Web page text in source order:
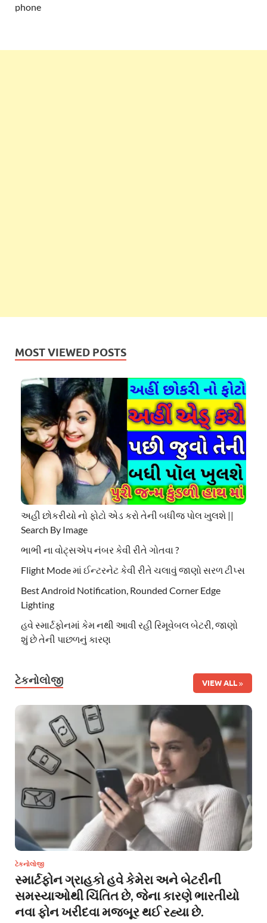
MOST VIEWED POSTS
અહી છોકરીયો નો ફોટો એડ કરો તેની બધીજ પોલ ખુલશે ||
Search By Image
ભાભી ના વોટ્સએપ નંબર કેવી રીતે ગોતવા ?
Flight Mode માં ઈન્ટરનેટ કેવી રીતે ચલાવું જાણો સરળ ટીપ્સ
Best Android Notification, Rounded Corner Edge
Lighting
હવે સ્માર્ટફોનમાં કેમ નથી આવી રહી રિમૂવેબલ બેટરી, જાણો
શું છે તેની પાછળનું કારણ
ટેકનોલોજી VIEW ALL
ટેકનોલોજી
સ્માર્ટફોન ગ્રાહકો હવે કેમેરા અને બેટરીની
સમસ્યાઓથી ચિંતિત છે, જેના કારણે ભારતીયો
નવા ફોન ખરીદવા મજબૂર થઈ રહ્યા છે.